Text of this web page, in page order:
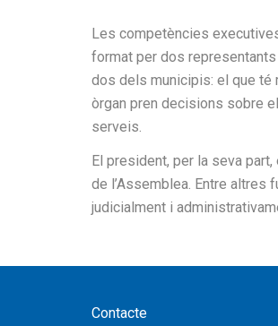
Les competències
format per dos
dos dels municipis: el que té
òrgan pren decisions sobre
serveis.
El president, per la seva
de l’Assemblea. Entre
judicialment i
Contacte